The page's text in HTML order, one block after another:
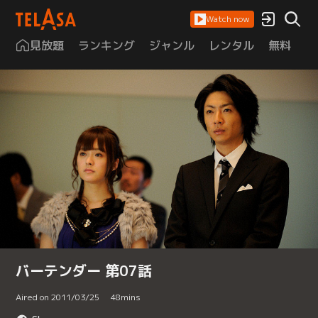
Watch now
見放題 ランキング ジャンル レンタル 無料
バーテンダー 第07話
Aired on 2011/03/25 48mins